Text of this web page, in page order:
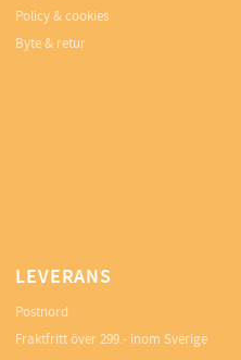
Policy & cookies
Byte & retur
LEVERANS
Postnord
Fraktfritt över 299.- inom Sverige